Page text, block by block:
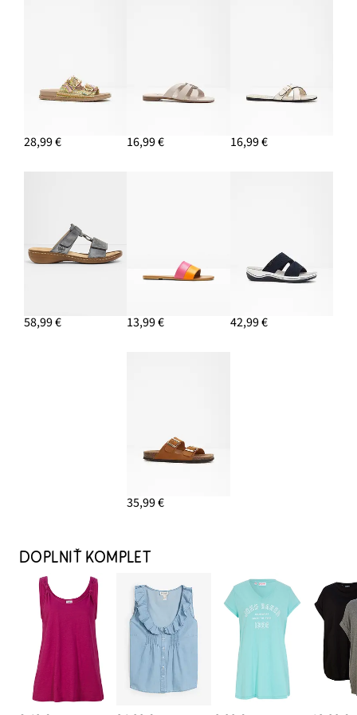
28,99 € 16,99 € 16,99 €
58,99 € 13,99 € 42,99 €
35,99 €
DOPLNIŤ KOMPLET